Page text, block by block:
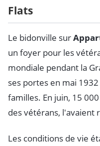
Flats
Le bidonville sur
un foyer pour les
mondiale pendant la
ses portes en mai
familles. En juin, 15
des vétérans, l'avaient
Les conditions de vie